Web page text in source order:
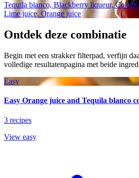
Tequila blanco, Blackberry liqueur,
Lime juice, Orange juice
Ontdek deze combinatie
Begin met een strakker filterpad, verfijn
volledige resultatenpagina met beide
Easy
Easy Orange juice and Tequila blanco
3 recipes
View easy